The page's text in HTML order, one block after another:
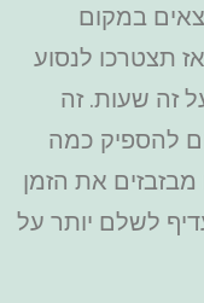
במקום
תצטרכו לנסוע
זה שעות. זה
להספיק כמה
את הזמן
לשלם יותר על